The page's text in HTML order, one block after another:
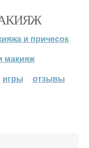
и причесок
макияж
игры отзывы